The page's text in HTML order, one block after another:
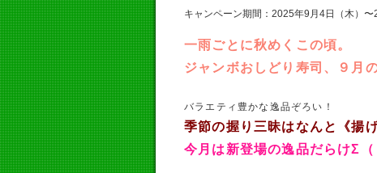
キャンペーン期間：2025年9月4日（木）〜
一雨ごとに秋めくこの頃。
ジャンボおしどり寿司、９月
バラエティ豊かな逸品ぞろい！
季節の握り三昧はなんと《揚
今月は新登場の逸品だらけΣ